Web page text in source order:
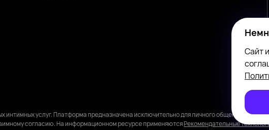
интимных услуг. Платформа предназначена исключительно для личного общения
согласию. На информационном ресурсе применяютсяРекомендательные
Сайт